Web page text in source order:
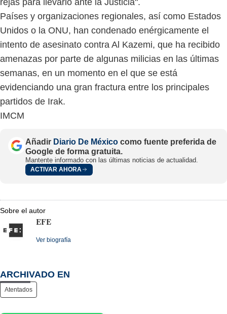
Países y organizaciones regionales, así como Estados
Unidos o la ONU, han condenado enérgicamente el
intento de asesinato contra Al Kazemi, que ha recibido
amenazas por parte de algunas milicias en las últimas
semanas, en un momento en el que se está
evidenciando una gran fractura entre los principales
partidos de Irak.
IMCM
Añadir Diario De México como fuente preferida de
Google de forma gratuita.
Mantente informado con las últimas noticias de actualidad.
ACTIVAR AHORA
Sobre el autor
EFE
Ver biografía
ARCHIVADO EN
Atentados